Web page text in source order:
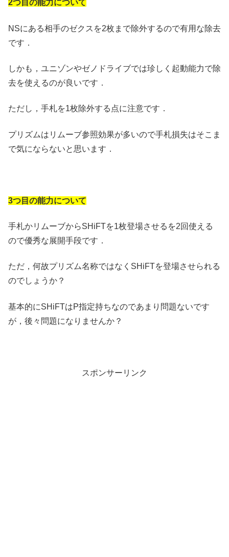
2つ目の能力について
NSにある相手のゼクスを2枚まで除外するので有用な除去
です．
しかも，ユニゾンやゼノドライブでは珍しく起動能力で除
去を使えるのが良いです．
ただし，手札を1枚除外する点に注意です．
プリズムはリムーブ参照効果が多いので手札損失はそこま
で気にならないと思います．
3つ目の能力について
手札かリムーブからSHiFTを1枚登場させるを2回使える
ので優秀な展開手段です．
ただ，何故プリズム名称ではなくSHiFTを登場させられる
のでしょうか？
基本的にSHiFTはP指定持ちなのであまり問題ないです
が，後々問題になりませんか？
スポンサーリンク